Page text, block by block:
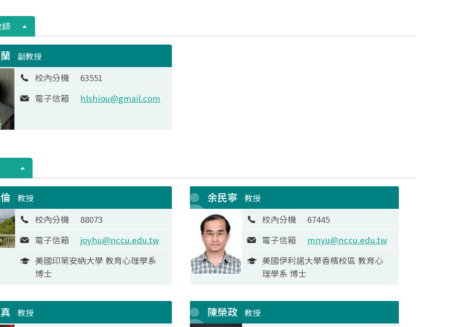
副教授
校內分機
63551
電子信箱
hlshiou@gmail.com
教授
校內分機
88073
電子信箱
joyhu@nccu.edu.tw
美國印第安納大學 教育心理學系
博士
余民寧 教授
校內分機
67445
電子信箱
mnyu@nccu.edu.tw
美國伊利諾大學香檳校區 教育心
理學系 博士
教授 陳榮政 教授